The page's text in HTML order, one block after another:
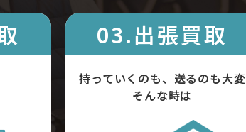
03.出張買取
持っていくのも、送るのも大変
そんな時は